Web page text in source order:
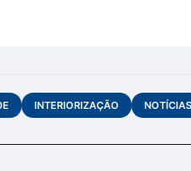
INTERIORIZAÇÃO NOTÍCIAS